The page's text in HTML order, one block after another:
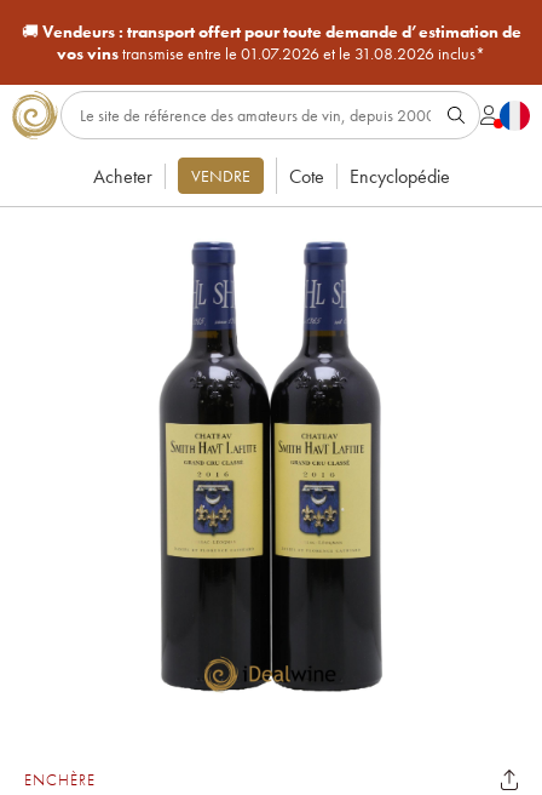
🚚Vendeurs : transport offert pour toute demande d’estimation de
vos vinstransmise entre le 01.07.2026 et le 31.08.2026 inclus*
Acheter VENDRE Cote Encyclopédie
ENCHÈRE